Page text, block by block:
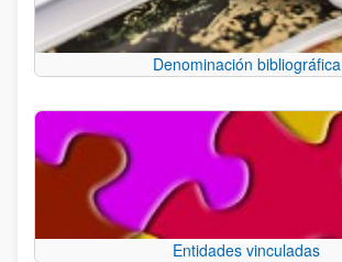
Denominación bibliográfica
Entidades vinculadas